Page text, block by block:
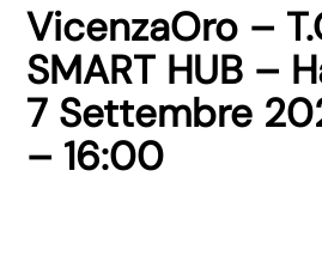
VicenzaOro –
SMART HUB –
7 Settembre
– 16:00